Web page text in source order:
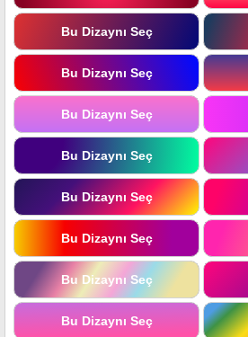
Bu Dizaynı Seç
Bu Dizaynı Seç
Bu Dizaynı Seç
Bu Dizaynı Seç
Bu Dizaynı Seç
Bu Dizaynı Seç
Bu Dizaynı Seç
Bu Dizaynı Seç